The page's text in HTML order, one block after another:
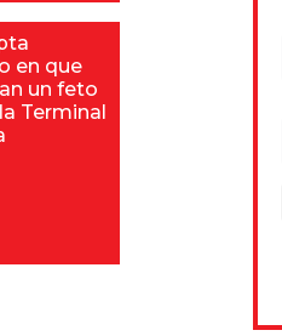
en que
un feto
Terminal